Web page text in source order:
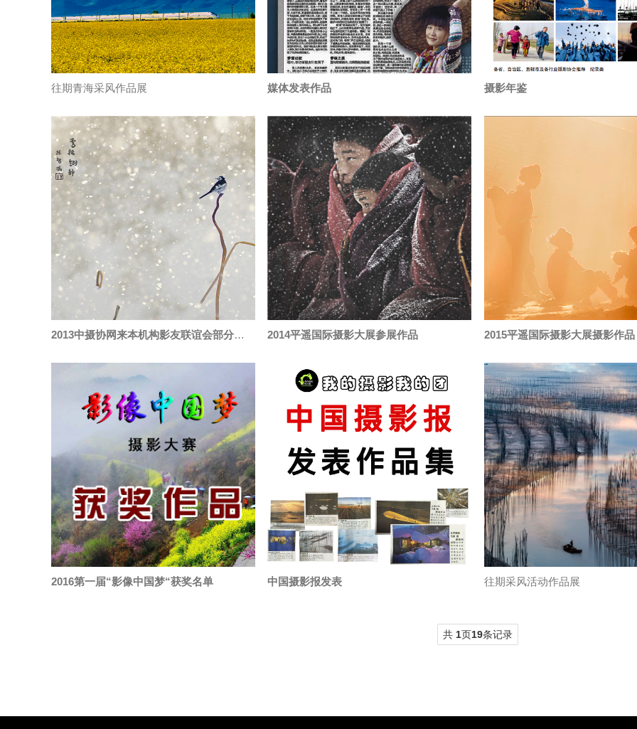
往期青海采风作品展 媒体发表作品 摄影年鉴
2013中摄协网来本机构影友联谊会部分获奖作品 2014平遥国际摄影大展参展作品 2015平遥国际摄影大展摄影作品
2016第一届“影像中国梦“获奖名单 中国摄影报发表 往期采风活动作品展
共 1页19条记录